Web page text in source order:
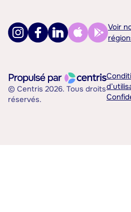
Voir
© Centris 2026. Tous droits
réservés.